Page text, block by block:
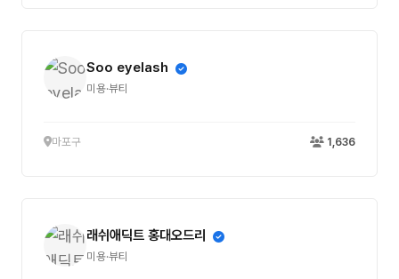
Soo eyelash
미용·뷰티
마포구 1,636
래쉬애딕트 홍대오드리
미용·뷰티